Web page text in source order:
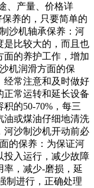
、产量、价格详
保养的，只要简单的
沙机轴承保养：河
是比较大的，而且也
面的养护工作，增加
机润滑方面的保
经常注意和及时做好
正常运转和延长设备
的50-70%，每三
油或煤油仔细地清洗
河沙制沙机开动前必
的保养：为保证河
投入运行，减少故障
率，减少-磨损，延
制进行，正确处理